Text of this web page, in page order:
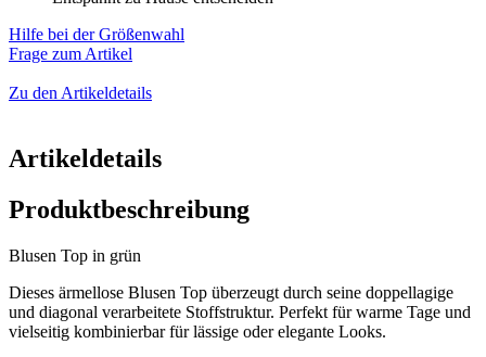
Hilfe bei der Größenwahl
Frage zum Artikel
Zu den Artikeldetails
Artikeldetails
Produktbeschreibung
Blusen Top in grün
Dieses ärmellose Blusen Top überzeugt durch seine doppellagige
und diagonal verarbeitete Stoffstruktur. Perfekt für warme Tage und
vielseitig kombinierbar für lässige oder elegante Looks.